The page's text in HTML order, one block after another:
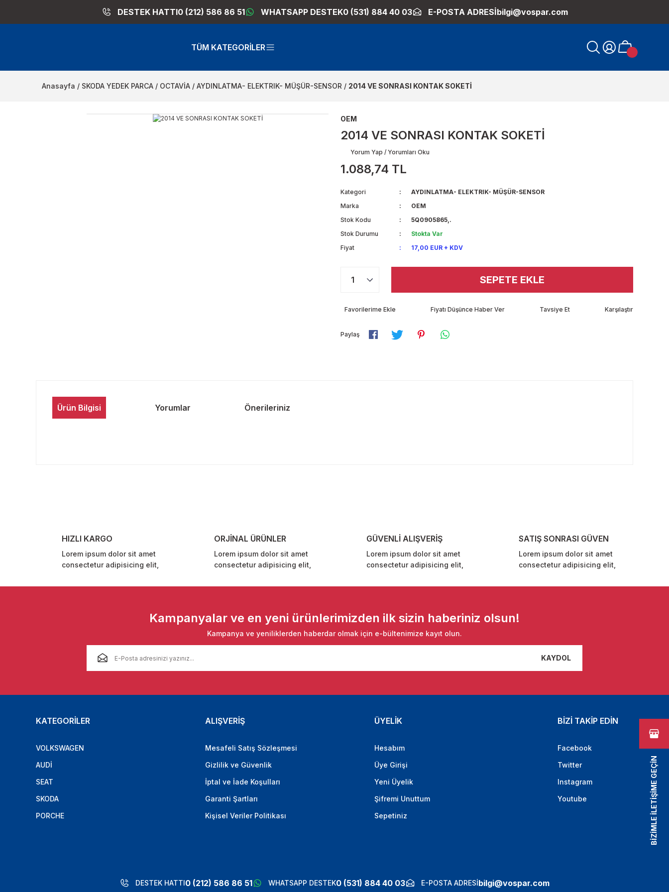
DESTEK HATTI0 (212) 586 86 51 WHATSAPP DESTEK0 (531) 884 40 03 E-POSTA ADRESİbilgi@vospar.com
TÜM KATEGORİLER
Anasayfa SKODA YEDEK PARCA OCTAVİA AYDINLATMA- ELEKTRIK- MÜŞÜR-SENSOR 2014 VE SONRASI KONTAK SOKETİ
OEM
2014 VE SONRASI KONTAK SOKETİ
Yorum Yap / Yorumları Oku
1.088,74 TL
Kategori
AYDINLATMA- ELEKTRIK- MÜŞÜR-SENSOR
Marka
OEM
Stok Kodu
5Q0905865,.
Stok Durumu
Stokta Var
Fiyat
17,00 EUR + KDV
SEPETE EKLE
Fiyatı Düşünce Haber Ver Tavsiye Et Karşılaştır
Paylaş
Ürün Bilgisi Yorumlar Önerileriniz
Bu ürüne benzer farklı alternatifler olmalı.
HIZLI KARGO
Lorem ipsum dolor sit amet
consectetur adipisicing elit,
ORJİNAL ÜRÜNLER
Lorem ipsum dolor sit amet
consectetur adipisicing elit,
GÜVENLİ ALIŞVERİŞ
Lorem ipsum dolor sit amet
consectetur adipisicing elit,
SATIŞ SONRASI GÜVEN
Lorem ipsum dolor sit amet
consectetur adipisicing elit,
Kampanyalar ve en yeni ürünlerimizden ilk sizin haberiniz olsun!
Kampanya ve yeniliklerden haberdar olmak için e-bültenimize kayıt olun.
KAYDOL
KATEGORİLER
VOLKSWAGEN
AUDİ
SEAT
SKODA
PORCHE
ALIŞVERİŞ
Mesafeli Satış Sözleşmesi
Gizlilik ve Güvenlik
İptal ve İade Koşulları
Garanti Şartları
Kişisel Veriler Politikası
ÜYELİK
Hesabım
Üye Girişi
Yeni Üyelik
Şifremi Unuttum
Sepetiniz
BİZİ TAKİP EDİN
Facebook
Twitter
Instagram
Youtube
DESTEK HATTI0 (212) 586 86 51 WHATSAPP DESTEK0 (531) 884 40 03 E-POSTA ADRESİbilgi@vospar.com
BİZİMLE İLETİŞİME GEÇİN